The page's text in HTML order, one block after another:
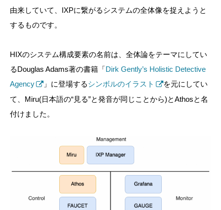
由来していて、IXPに繋がるシステムの全体像を捉えようと
するものです。
HIXのシステム構成要素の名前は、全体論をテーマにしてい
るDouglas Adams著の書籍「Dirk Gently’s Holistic Detective
Agency
」に登場するシンボルのイラスト
を元にしてい
て、Miru(日本語の“見る”と発音が同じことから)とAthosと名
付けました。